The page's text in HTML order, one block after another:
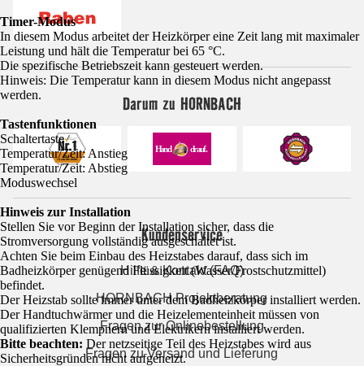
Timer-Modus
In diesem Modus arbeitet der Heizkörper eine Zeit lang mit maximaler
Leistung und hält die Temperatur bei 65 °C.
Die spezifische Betriebszeit kann gesteuert werden.
Hinweis: Die Temperatur kann in diesem Modus nicht angepasst
werden.
Tastenfunktionen
Schaltertaste
Temperatur/Zeit: Anstieg
Temperatur/Zeit: Abstieg
Moduswechsel
Hinweis zur Installation
Stellen Sie vor Beginn der Installation sicher, dass die
Stromversorgung vollständig ausgeschaltet ist.
Achten Sie beim Einbau des Heizstabes darauf, dass sich im
Badheizkörper genügend Flüssigkeit (Wasser/Frostschutzmittel)
befindet.
Der Heizstab sollte immer unter dem Badheizkörper installiert werden.
Der Handtuchwärmer und die Heizelementeinheit müssen von
qualifizierten Klempnern und Elektrikern installiert werden.
Bitte beachten: Der netzseitige Teil des Heizstabes wird aus
Sicherheitsgründen nicht aufgeheizt.
Darum zu HORNBACH
Kundenservice
Hilfe & Kontakt (FAQ)
HORNBACH Projektberatung
Fragen zur Onlinebestellung
Fragen zu Versand und Lieferung